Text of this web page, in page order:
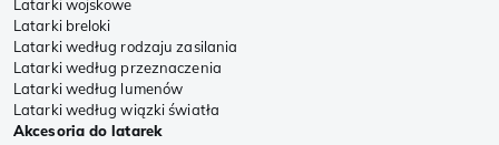
Latarki wojskowe
Latarki breloki
Latarki według rodzaju zasilania
Latarki według przeznaczenia
Latarki według lumenów
Latarki według wiązki światła
Akcesoria do latarek